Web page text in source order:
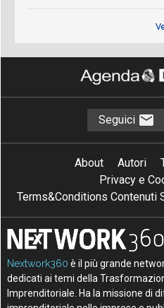
Seguici
About Autori
Privacy e
Terms&Conditions Contenuti
Nextwork360 è il più grande
dedicati ai temi della
Imprenditoriale. Ha la missione di